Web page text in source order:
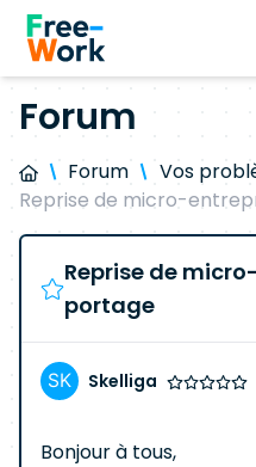
Forum
Forum
Vos
Reprise de micro-
Reprise de
portage
Skelliga
Bonjour à tous,